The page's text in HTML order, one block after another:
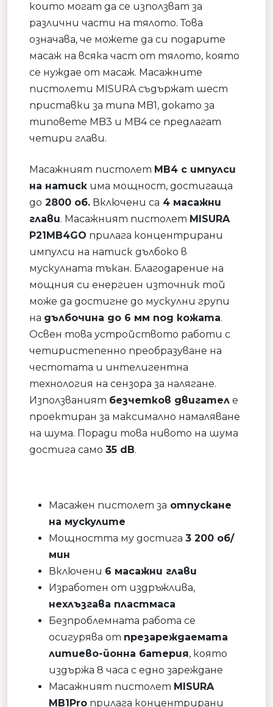
които могат да се използват за
различни части на тялото. Това
означава, че можете да си подарите
масаж на всяка част от тялото, която
се нуждае от масаж. Масажните
пистолети MISURA съдържат шест
приставки за типа MB1, докато за
типовете MB3 и MB4 се предлагат
четири глави.
Масажният пистолет MB4 с импулси
на натиск има мощност, достигаща
до 2800 об. Включени са 4 масажни
глави. Масажният пистолет MISURA
P21MB4GO прилага концентрирани
импулси на натиск дълбоко в
мускулната тъкан. Благодарение на
мощния си енергиен източник той
може да достигне до мускулни групи
на дълбочина до 6 мм под кожата.
Освен това устройството работи с
четиристепенно преобразуване на
честотата и интелигентна
технология на сензора за налягане.
Използваният безчетков двигател е
проектиран за максимално намаляване
на шума. Поради това нивото на шума
достига само 35 dB.
Масажен пистолет за отпускане
на мускулите
Мощността му достига 3 200 об/
мин
Включени 6 масажни глави
Изработен от издръжлива,
нехлъзгава пластмаса
Безпроблемната работа се
осигурява от презареждаемата
литиево-йонна батерия, която
издържа 8 часа с едно зареждане
Масажният пистолет MISURA
MB1Pro прилага концентрирани